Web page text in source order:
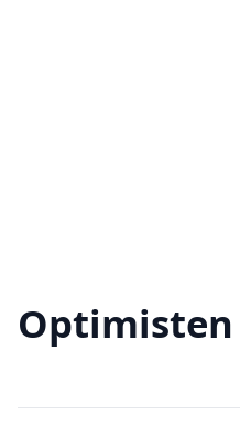
Optimisten